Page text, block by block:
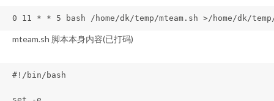
0 11 * * 5 bash /home/dk/temp/mteam.sh >/home/dk/temp/
mteam.sh 脚本本身内容(已打码)
#!/bin/bash